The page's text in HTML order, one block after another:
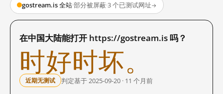
gostream.is 全站·部分被屏蔽·3 个已测试网址→
在中国大陆能打开 https://gostream.is 吗？
时好时坏。
近期无测试 判定基于 2025-09-20 · 11 个月前